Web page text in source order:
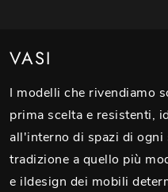
VASI
I modelli che rivendiamo
prima scelta e resistenti,
all'interno di spazi di ogni
tradizione a quello più
e ildesign dei mobili